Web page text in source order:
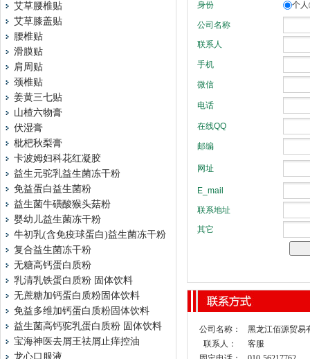
艾草腰椎贴
艾草膝盖贴
腰椎贴
滑膜贴
肩周贴
颈椎贴
姜黄三七贴
山楂六物膏
伏湿膏
枇杷秋梨膏
卡波姆妇科花红凝胶
益生元驼乳益生菌冻干粉
免益蛋白益生菌粉
益生菌牛磺酸猴头菇粉
婴幼儿益生菌冻干粉
牛初乳(含免疫球蛋白)益生菌冻干粉
复合益生菌冻干粉
无糖高钙蛋白质粉
乳清乳铁蛋白质粉 固体饮料
无蔗糖加钙蛋白质粉固体饮料
免益多维加钙蛋白质粉固体饮料
益生菌高钙驼乳蛋白质粉 固体饮料
宝海神医去屑王祛屑止痒控油
龙心口服液
公司名称：
黑龙江佰源贸易
联系人：
客服